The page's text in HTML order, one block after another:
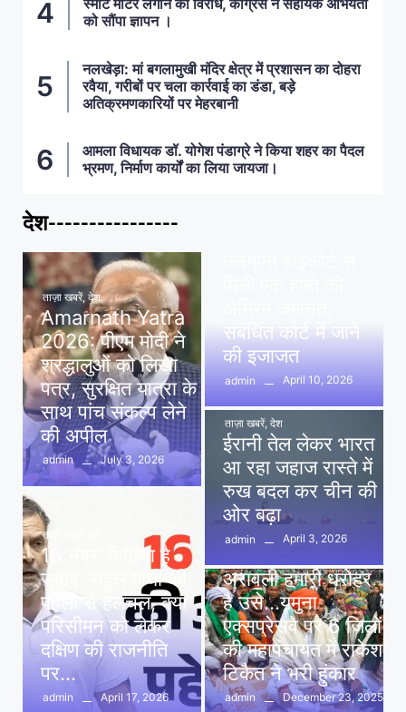
स्मार्ट मीटर लगाने का विरोध, कांग्रेस ने सहायक अभियंता
को सौंपा ज्ञापन ।
नलखेड़ा: मां बगलामुखी मंदिर क्षेत्र में प्रशासन का दोहरा
रवैया, गरीबों पर चला कार्रवाई का डंडा, बड़े
अतिक्रमणकारियों पर मेहरबानी
आमला विधायक डॉ. योगेश पंडाग्रे ने किया शहर का पैदल
भ्रमण, निर्माण कार्यों का लिया जायजा।
देश----------------
ताज़ा खबरें, देश
Amarnath Yatra
2026: पीएम मोदी ने
श्रद्धालुओं को लिखा
पत्र, सुरक्षित यात्रा के
साथ पांच संकल्प लेने
की अपील
admin July 3, 2026
ताज़ा खबरें
16 नंबर’ में छिपा है
जवाब: राहुल गांधी की
पहेली से हलचल, क्या
परिसीमन को लेकर
दक्षिण की राजनीति
पर…
admin April 17, 2026
संबंधित कोर्ट में जाने
की इजाजत
admin April 10, 2026
ताज़ा खबरें, देश
ईरानी तेल लेकर भारत
आ रहा जहाज रास्ते में
रुख बदल कर चीन की
ओर बढ़ा
admin
April 3, 2026
अरावली हमारी धरोहर
है उसे…यमुना
एक्सप्रेसवे पर 6 जिलों
की महापंचायत में राकेश
टिकैत ने भरी हुंकार
admin December 23, 2025